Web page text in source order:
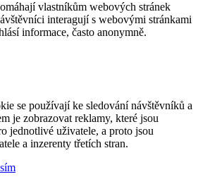
vlastníkům webových stránek
interagují s webovými stránkami
informace, často anonymně.
se používají ke sledování návštěvníků a
je zobrazovat reklamy, které jsou
jednotlivé uživatele, a proto jsou
a inzerenty třetích stran.